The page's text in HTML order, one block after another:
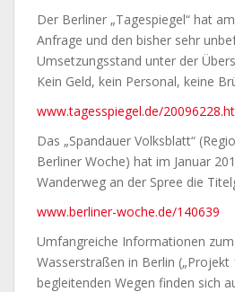
Der Berliner „Tagespiegel“ hat
Anfrage und den bisher sehr
Umsetzungsstand unter der
Kein Geld, kein Personal, keine
www.tagesspiegel.de/
Das „Spandauer Volksblatt“
Berliner Woche) hat im Januar
Wanderweg an der Spree die
www.berliner-woche.de/140639
Umfangreiche Informationen
Wasserstraßen in Berlin („Projekt
begleitenden Wegen finden sich